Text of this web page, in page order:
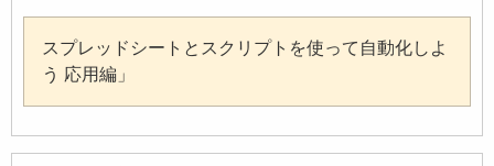
スプレッドシートとスクリプトを使って自動化しよ
う 応用編」